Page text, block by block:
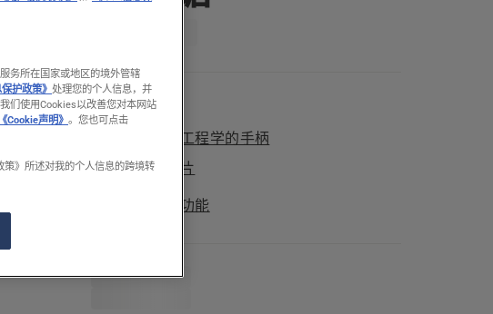
折叠式
符合人体工程学的手柄
高品质刀片
查看所有功能
务所在国家或地区的境外管辖
护政策》 处理您的个人信息，并
们使用Cookies以改善您对本网站
《Cookie声明》 。您也可点击
》所述对我的个人信息的跨境转